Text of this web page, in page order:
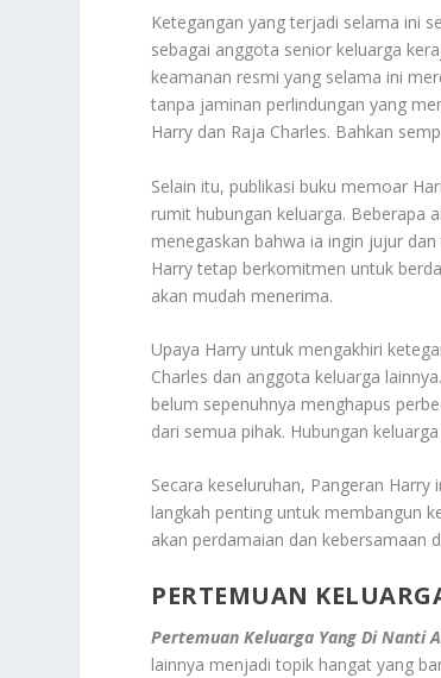
Ketegangan yang terjadi selama ini
sebagai anggota senior keluarga
keamanan resmi yang selama ini
tanpa jaminan perlindungan yang
Harry dan Raja Charles. Bahkan
Selain itu, publikasi buku memoar
rumit hubungan keluarga. Beberapa
menegaskan bahwa ia ingin jujur
Harry tetap berkomitmen untuk
akan mudah menerima.
Upaya Harry untuk mengakhiri
Charles dan anggota keluarga
belum sepenuhnya menghapus
dari semua pihak. Hubungan
Secara keseluruhan, Pangeran
langkah penting untuk membangun
akan perdamaian dan kebersamaan
PERTEMUAN
Pertemuan Keluarga Yang Di Nanti
lainnya menjadi topik hangat yang